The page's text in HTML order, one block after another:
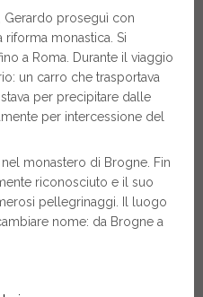
Gerardo proseguì con
monastica. Si
a Roma. Durante il viaggio
un carro che trasportava
per precipitare dalle
per intercessione del
monastero di Brogne. Fin
riconosciuto e il suo
pellegrinaggi. Il luogo
nome: da Brogne a